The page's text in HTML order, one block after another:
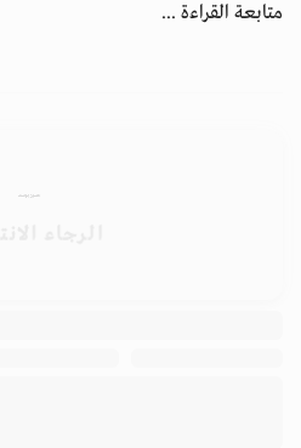
متابعة القراءة ...